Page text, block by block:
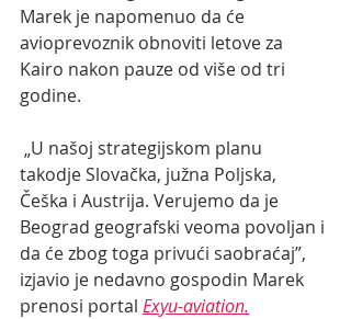
Marek je napomenuo da će
avioprevoznik obnoviti letove za
Kairo nakon pauze od više od tri
godine.
takodje Slovačka, južna Poljska,
Češka i Austrija. Verujemo da je
Beograd geografski veoma povoljan i
da će zbog toga privući saobraćaj”,
izjavio je nedavno gospodin Marek
prenosi portal Exyu-aviation.